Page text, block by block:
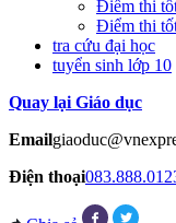
Điểm thi
Điểm thi
tra cứu đại học
tuyển sinh lớp 10
Quay lại Giáo dục
Email
Điện thoại